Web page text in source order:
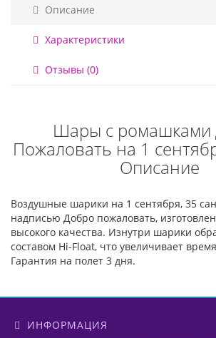
Описание
Характеристики
Отзывы (0)
Шары с ромашками
Пожаловать на 1
Описание
Воздушные шарики на 1 сентября, 35
надписью Добро пожаловать,
высокого качества. Изнутри шарики
составом Hi-Float, что увеличивает
Гарантия на полет 3 дня.
ИНФОРМАЦИЯ